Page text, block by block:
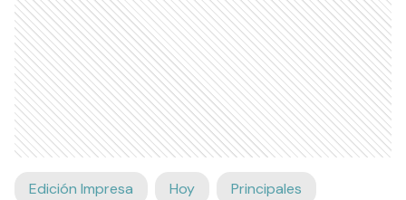
Edición Impresa Hoy Principales